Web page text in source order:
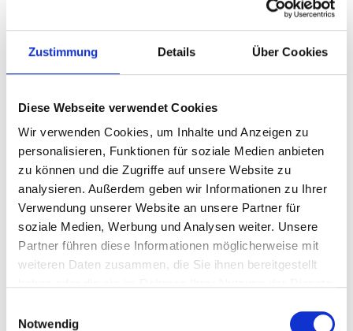
Zustimmung Details Über Cookies
Diese Webseite verwendet Cookies
Wir verwenden Cookies, um Inhalte und Anzeigen zu
personalisieren, Funktionen für soziale Medien anbieten
zu können und die Zugriffe auf unsere Website zu
analysieren. Außerdem geben wir Informationen zu Ihrer
Verwendung unserer Website an unsere Partner für
soziale Medien, Werbung und Analysen weiter. Unsere
Partner führen diese Informationen möglicherweise mit
weiteren Daten zusammen, die Sie ihnen bereitgestellt
Notwendig
anzuhören und die „Kraft der Visualisierung“ zu
erleben. Diese kurze Audio-Session wird dich
durch eine faszinierende Erfahrung führen, bei
der du die unmittelbare Reaktion deines
Körpers auf eine einfache Visualisierung
Stell dir vor, du hältst eine saftige Zitrone in der
Hand, fühlst ihre kühle Oberfläche und riechst
ihren erfrischenden Duft. Dann beißt du in die
Zitrone und spürst den sauren Saft auf deiner
Zunge. Dein Körper reagiert auf diese
der Verbindung zwischen Geist und Körper.